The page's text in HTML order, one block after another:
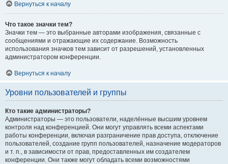
Вернуться к началу
Что такое значки тем?
Значки тем — это выбранные авторами изображения, связанные с
сообщениями и отражающие их содержание. Возможность
использования значков тем зависит от разрешений, установленных
администратором конференции.
Вернуться к началу
Уровни пользователей и группы
Кто такие администраторы?
Администраторы — это пользователи, наделённые высшим уровнем
контроля над конференцией. Они могут управлять всеми аспектами
работы конференции, включая разграничение прав доступа, отключение
пользователей, создание групп пользователей, назначение модераторов
и т. п., в зависимости от прав, предоставленных им создателем
конференции. Они также могут обладать всеми возможностями